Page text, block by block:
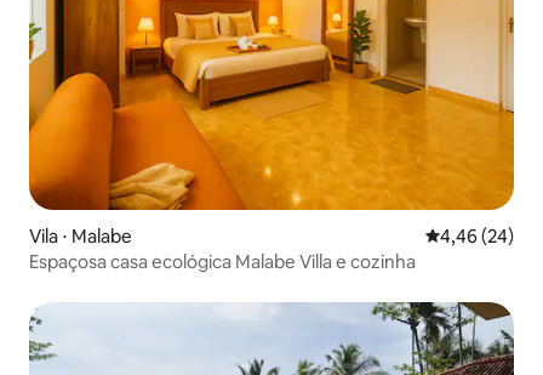
Vila ⋅ Malabe 4,46 de uma
4,46 (24)
Espaçosa casa ecológica Malabe Villa e cozinha